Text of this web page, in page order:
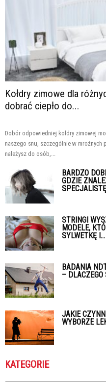
Kołdry zimowe dla
dobrać ciepło do...
Dobór odpowiedniej kołdry zimowej
naszego snu, szczególnie w
należysz do osób,...
BARDZO
GDZIE
STRINGI
MODELE,
SYLWETKĘ I...
BADANIA
– DLACZEGO
JAKIE
WYBORZE
KATEGORIE
Kategorie